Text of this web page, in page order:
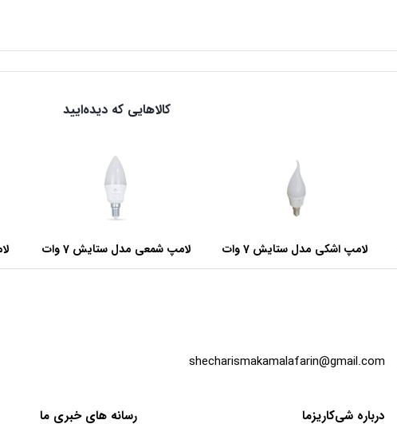
کالاهایی که دیده‌ایید
لامپ اشکی مدل ستایش 7 وات لامپ شمعی مدل ستایش 7 وات
shecharismakamalafarin@gmail.com
درباره شی‌کاریزما رسانه های خبری ما